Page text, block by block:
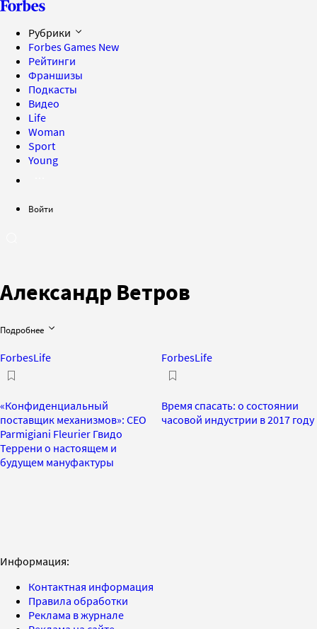
Рубрики
Forbes Games New
Рейтинги
Франшизы
Подкасты
Видео
Life
Woman
Sport
Young
Войти
Александр Ветров
Подробнее
ForbesLife
«Конфиденциальный
поставщик механизмов»: CEO
Parmigiani Fleurier Гвидо
Террени о настоящем и
будущем мануфактуры
ForbesLife
Время спасать: о состоянии
часовой индустрии в 2017 году
Информация:
Контактная информация
Правила обработки
Реклама в журнале